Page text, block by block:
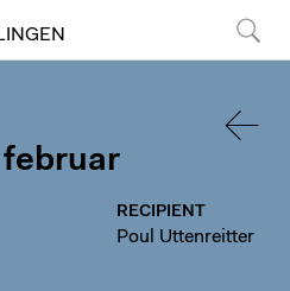
februar
RECIPIENT
Poul Uttenreitter